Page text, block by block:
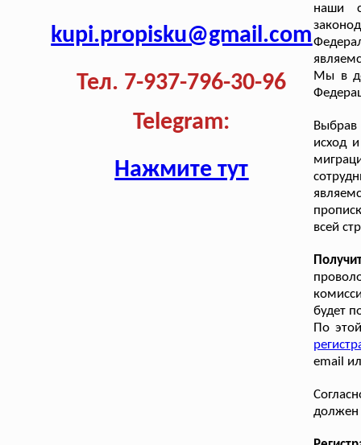
kupi.propisku@gmail.com
Тел. 7-937-796-30-96
Telegram:
Нажмите тут
наши
Мы в
Выбрав
исход
всей
будет
По
email
должен